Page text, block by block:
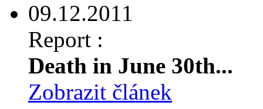
09.12.2011
Report :
Death in June 30th...
Zobrazit článek